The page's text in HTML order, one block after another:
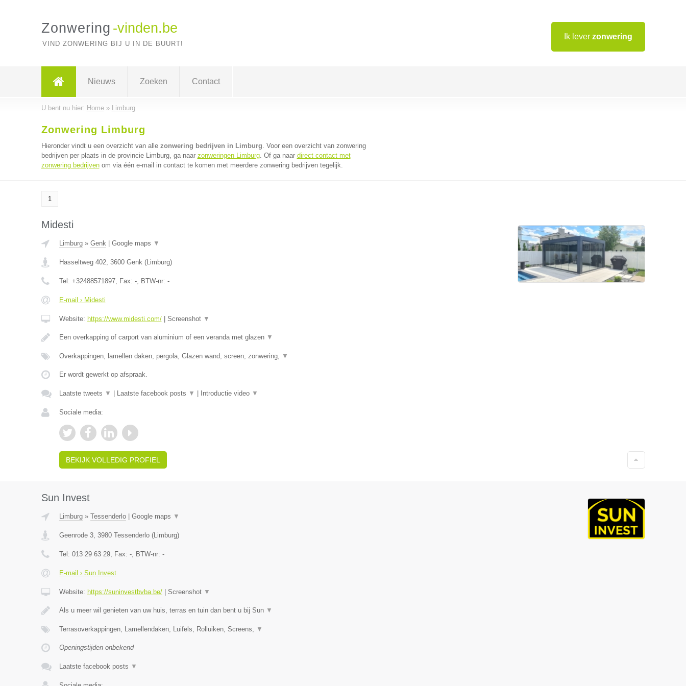
Ik lever zonwering
Zonwering -vinden.be
VIND ZONWERING BIJ U IN DE BUURT!
Nieuws Zoeken Contact
U bent nu hier: Home» Limburg
Zonwering Limburg
Hieronder vindt u een overzicht van alle zonwering bedrijven in Limburg. Voor een overzicht van zonwering
bedrijven per plaats in de provincie Limburg, ga naar zonweringen Limburg. Of ga naar direct contact met
zonwering bedrijvenom via één e-mail in contact te komen met meerdere zonwering bedrijven tegelijk.
1
Midesti
Limburg» Genk| Google maps ▼
Hasseltweg 402, 3600 Genk(Limburg)
Tel: +32488571897, Fax: -, BTW-nr: -
E-mail › Midesti
Website: https://www.midesti.com/| Screenshot ▼
Een overkapping of carport van aluminium of een veranda met glazen ▼
Overkappingen, lamellen daken, pergola, Glazen wand, screen, zonwering, ▼
Er wordt gewerkt op afspraak.
Laatste tweets ▼ Laatste facebook posts ▼ Introductie video ▼
Sociale media:
BEKIJK VOLLEDIG PROFIEL
Sun Invest
Limburg» Tessenderlo| Google maps ▼
Geenrode 3, 3980 Tessenderlo(Limburg)
Tel: 013 29 63 29, Fax: -, BTW-nr: -
E-mail › Sun Invest
Website: https://suninvestbvba.be/| Screenshot ▼
Als u meer wil genieten van uw huis, terras en tuin dan bent u bij Sun ▼
Terrasoverkappingen, Lamellendaken, Luifels, Rolluiken, Screens, ▼
Openingstijden onbekend
Laatste facebook posts ▼